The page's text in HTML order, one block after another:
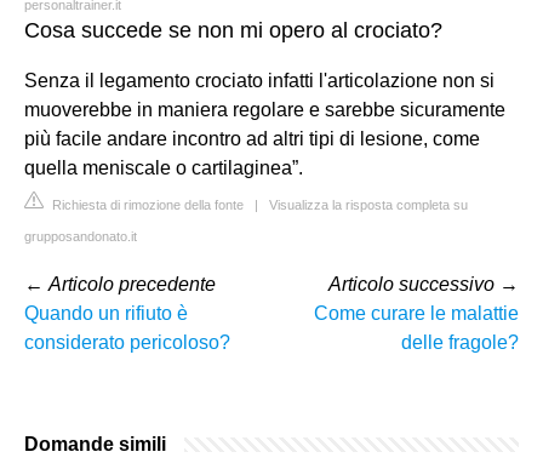
personaltrainer.it
Cosa succede se non mi opero al crociato?
Senza il legamento crociato infatti l'articolazione non si
muoverebbe in maniera regolare e sarebbe sicuramente
più facile andare incontro ad altri tipi di lesione, come
quella meniscale o cartilaginea”.
Richiesta di rimozione della fonte | Visualizza la risposta completa su
grupposandonato.it
← Articolo precedente
Quando un rifiuto è
considerato pericoloso?
Articolo successivo →
Come curare le malattie
delle fragole?
Domande simili